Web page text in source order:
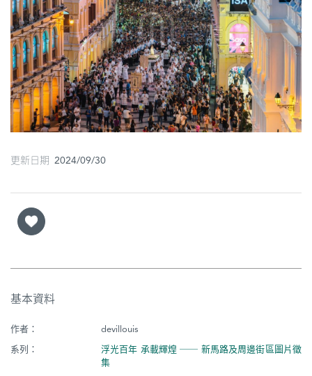
古
地
圖
媽
閣
廟
街
市
更新日期 2024/09/30
基本資料
作者：
devillouis
系列：
浮光百年 承載輝煌 ── 新馬路及周邊街區圖片徵
集